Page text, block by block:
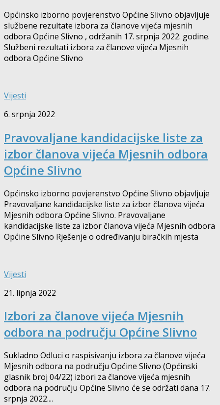
Općinsko izborno povjerenstvo Općine Slivno objavljuje
službene rezultate izbora za članove vijeća mjesnih
odbora Općine Slivno , održanih 17. srpnja 2022. godine.
Službeni rezultati izbora za članove vijeća Mjesnih
odbora Općine Slivno
Vijesti
6. srpnja 2022
Pravovaljane kandidacijske liste za
izbor članova vijeća Mjesnih odbora
Općine Slivno
Općinsko izborno povjerenstvo Općine Slivno objavljuje
Pravovaljane kandidacijske liste za izbor članova vijeća
Mjesnih odbora Općine Slivno. Pravovaljane
kandidacijske liste za izbor članova vijeća Mjesnih odbora
Općine Slivno Rješenje o određivanju biračkih mjesta
Vijesti
21. lipnja 2022
Izbori za članove vijeća Mjesnih
odbora na području Općine Slivno
Sukladno Odluci o raspisivanju izbora za članove vijeća
Mjesnih odbora na području Općine Slivno (Općinski
glasnik broj 04/22) izbori za članove vijeća mjesnih
odbora na području Općine Slivno će se održati dana 17.
srpnja 2022....